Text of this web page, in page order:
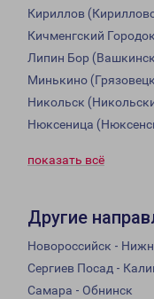
Кириллов
Кичменгский
Липин Бор
Минькино
Никольск
Нюксеница
показать всё
Другие
Новороссийск -
Сергиев Посад -
Самара - Обнинск